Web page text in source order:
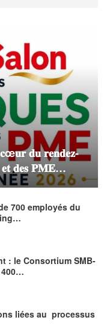
𝐝𝐮 𝐫𝐞𝐧𝐝𝐞𝐳-
𝐞𝐭 𝐝𝐞𝐬 𝐏𝐌𝐄…
700 employés du
: le Consortium SMB-
400…
liées au processus